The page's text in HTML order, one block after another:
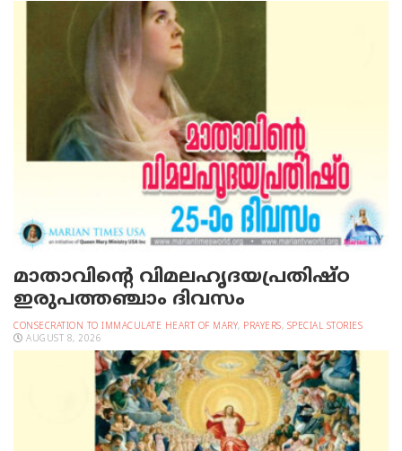
മാതാവിന്റെ വിമലഹൃദയപ്രതിഷ്ഠ
ഇരുപത്തഞ്ചാം ദിവസം
CONSECRATION TO IMMACULATE HEART OF MARY, PRAYERS, SPECIAL STORIES
AUGUST 8, 2026